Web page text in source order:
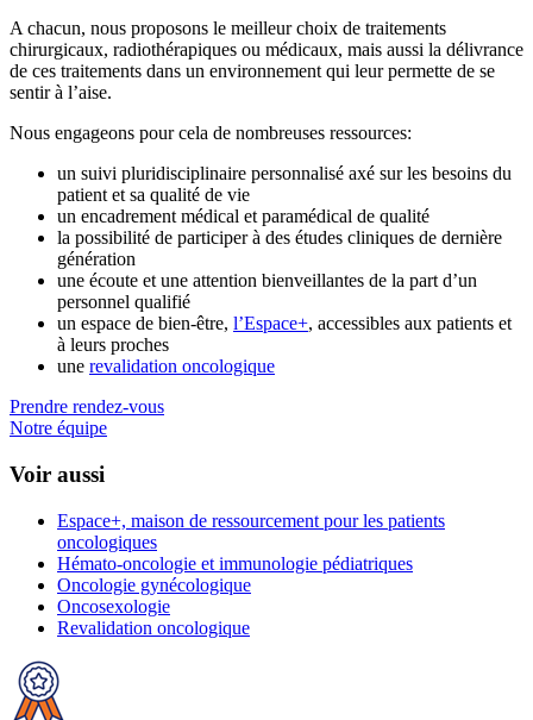
A chacun, nous proposons le meilleur choix de traitements
chirurgicaux, radiothérapiques ou médicaux, mais aussi la délivrance
de ces traitements dans un environnement qui leur permette de se
sentir à l’aise.
Nous engageons pour cela de nombreuses ressources:
un suivi pluridisciplinaire personnalisé axé sur les besoins du
patient et sa qualité de vie
un encadrement médical et paramédical de qualité
la possibilité de participer à des études cliniques de dernière
génération
une écoute et une attention bienveillantes de la part d’un
personnel qualifié
un espace de bien-être, l’Espace+, accessibles aux patients et
à leurs proches
une revalidation oncologique
Prendre rendez-vous
Notre équipe
Voir aussi
Espace+, maison de ressourcement pour les patients
oncologiques
Hémato-oncologie et immunologie pédiatriques
Oncologie gynécologique
Oncosexologie
Revalidation oncologique